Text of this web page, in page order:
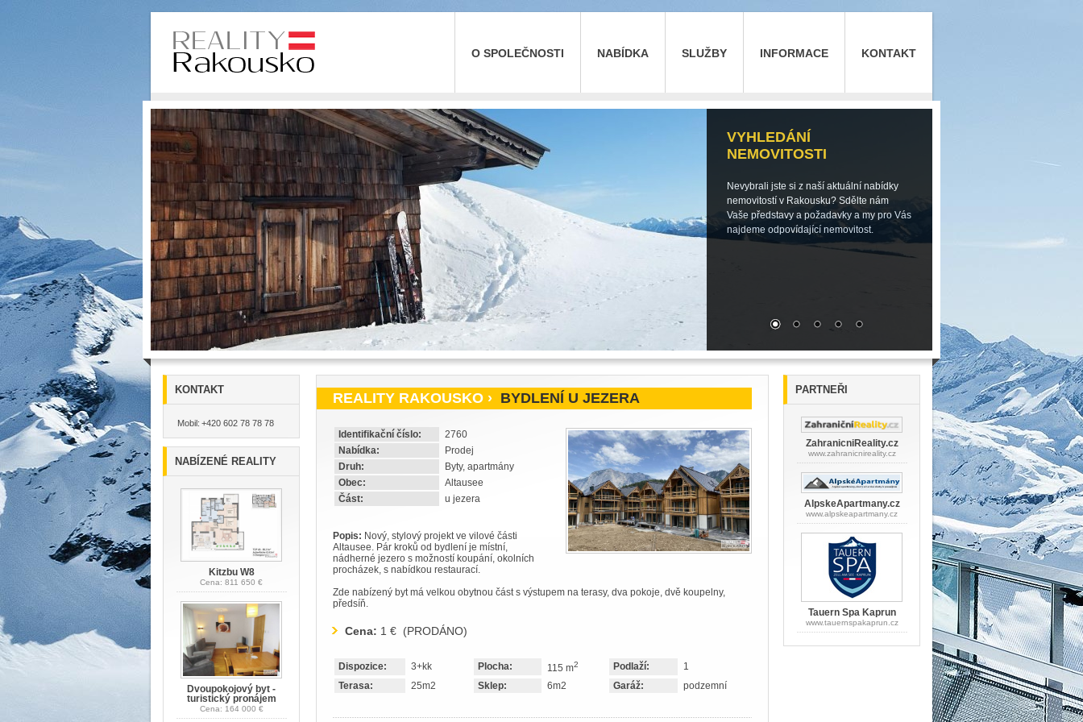
O SPOLEČNOSTI NABÍDKA SLUŽBY INFORMACE KONTAKT
VYHLEDÁNÍ
NEMOVITOSTI
Nevybrali jste si z naší aktuální nabídky
nemovitostí v Rakousku? Sdělte nám
Vaše představy a požadavky a my pro Vás
najdeme odpovídající nemovitost.
KONTAKT
Mobil: +420 602 78 78 78
NABÍZENÉ REALITY
Kitzbu W8
Cena: 811 650 €
Dvoupokojový byt -
turistický pronájem
Cena: 164 000 €
REALITY RAKOUSKO › BYDLENÍ U JEZERA
Identifikační číslo:
2760
Nabídka:
Prodej
Druh:
Byty, apartmány
Obec:
Altausee
Část:
u jezera
Popis: Nový, stylový projekt ve vilové části
Altausee. Pár kroků od bydlení je místní,
nádherné jezero s možností koupání, okolních
procházek, s nabídkou restaurací.
Zde nabízený byt má velkou obytnou část s výstupem na terasy, dva pokoje, dvě koupelny,
předsíň.
Cena: 1 € (PRODÁNO)
Dispozice: 3+kk Plocha: 115 m2 Podlaží:
1
Terasa:
25m2 Sklep: 6m2 Garáž: podzemní
PARTNEŘI
ZahranicniReality.cz
www.zahranicnireality.cz
AlpskeApartmany.cz
www.alpskeapartmany.cz
Tauern Spa Kaprun
www.tauernspakaprun.cz